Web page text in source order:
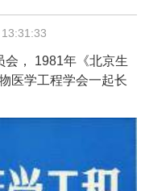
， 1981年《北京生
医学工程学会一起长